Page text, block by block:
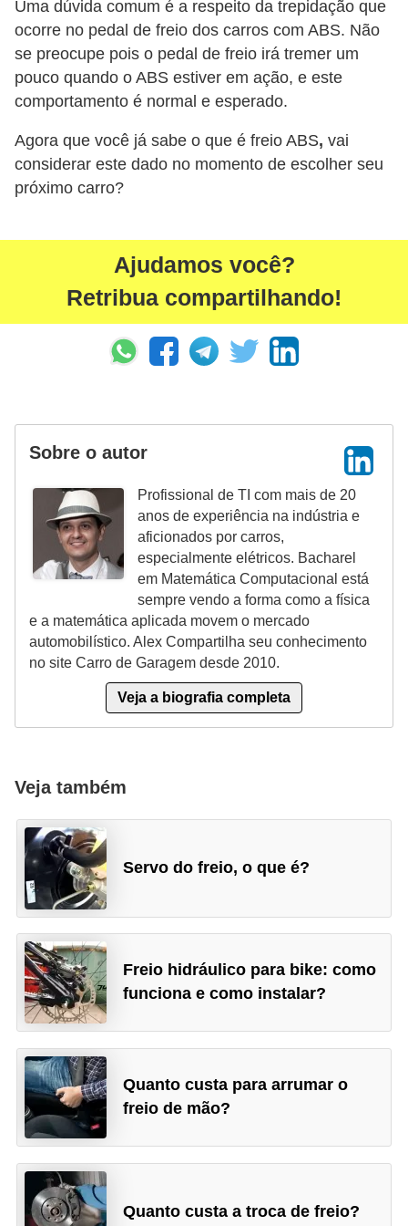
Uma dúvida comum é a respeito da trepidação que
ocorre no pedal de freio dos carros com ABS. Não
se preocupe pois o pedal de freio irá tremer um
pouco quando o ABS estiver em ação, e este
comportamento é normal e esperado.
Agora que você já sabe o que é freio ABS, vai
considerar este dado no momento de escolher seu
próximo carro?
Ajudamos você?
Retribua compartilhando!
Sobre o autor
Profissional de TI com mais de 20
anos de experiência na indústria e
aficionados por carros,
especialmente elétricos. Bacharel
em Matemática Computacional está
sempre vendo a forma como a física
e a matemática aplicada movem o mercado
automobilístico. Alex Compartilha seu conhecimento
no site Carro de Garagem desde 2010.
Veja a biografia completa
Veja também
Servo do freio, o que é?
Freio hidráulico para bike: como
funciona e como instalar?
Quanto custa para arrumar o
freio de mão?
Quanto custa a troca de freio?
s
a
u
t
o
m
o
i
s
s
n
i
t
M
t
s
e
s
c
o
o
t
e
r
s
R
e
c
a